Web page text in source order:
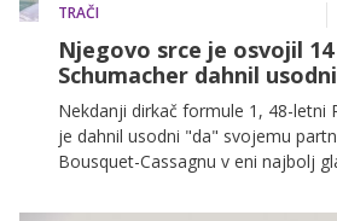
TRAČI
Njegovo srce je osvojil
Schumacher dahnil
Nekdanji dirkač formule 1, 48-letni
je dahnil usodni "da" svojemu
Bousquet-Cassagnu v eni najbolj